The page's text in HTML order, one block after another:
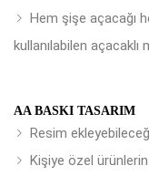
Hem şişe açacağı
kullanılabilen açacaklı
AA BASKI TASARIM
Resim
Kişiye özel